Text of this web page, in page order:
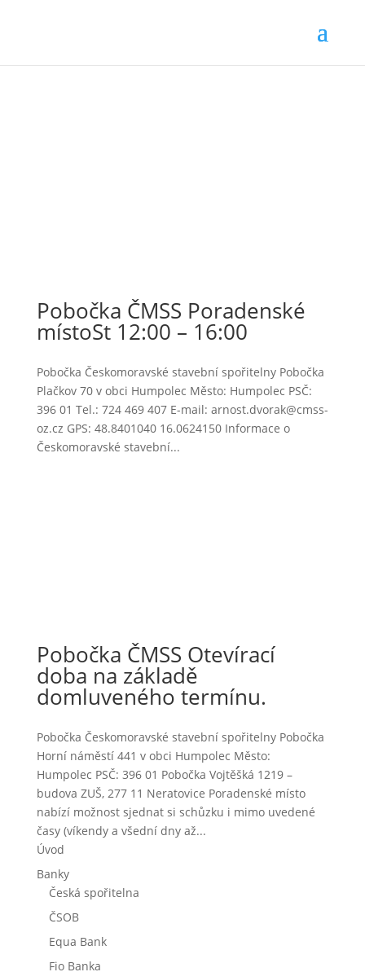
Pobočka ČMSS Poradenské
místoSt 12:00 – 16:00
Pobočka Českomoravské stavební spořitelny Pobočka
Plačkov 70 v obci Humpolec Město: Humpolec PSČ:
396 01 Tel.: 724 469 407 E-mail: arnost.dvorak@cmss-
oz.cz GPS: 48.8401040 16.0624150 Informace o
Českomoravské stavební...
Pobočka ČMSS Otevírací
doba na základě
domluveného termínu.
Pobočka Českomoravské stavební spořitelny Pobočka
Horní náměstí 441 v obci Humpolec Město:
Humpolec PSČ: 396 01 Pobočka Vojtěšká 1219 –
budova ZUŠ, 277 11 Neratovice Poradenské místo
nabízí možnost sjednat si schůzku i mimo uvedené
časy (víkendy a všední dny až...
Úvod
Banky
Česká spořitelna
ČSOB
Equa Bank
Fio Banka